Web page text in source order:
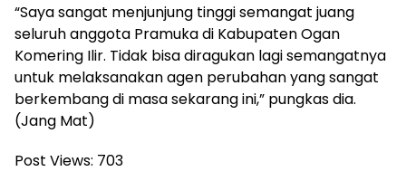
“Saya sangat menjunjung tinggi semangat juang
seluruh anggota Pramuka di Kabupaten Ogan
Komering Ilir. Tidak bisa diragukan lagi semangatnya
untuk melaksanakan agen perubahan yang sangat
berkembang di masa sekarang ini,” pungkas dia.
(Jang Mat)
Post Views: 703